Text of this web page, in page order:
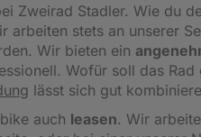
Zweirad Stadler. Wie du
arbeiten stets an unserer
Wir bieten ein
Wofür soll das Rad
lässt sich gut
auch leasen. Wir